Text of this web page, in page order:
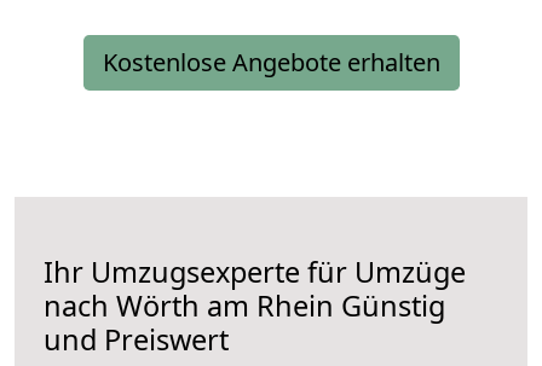
Kostenlose Angebote erhalten
Ihr Umzugsexperte für Umzüge
nach Wörth am Rhein Günstig
und Preiswert